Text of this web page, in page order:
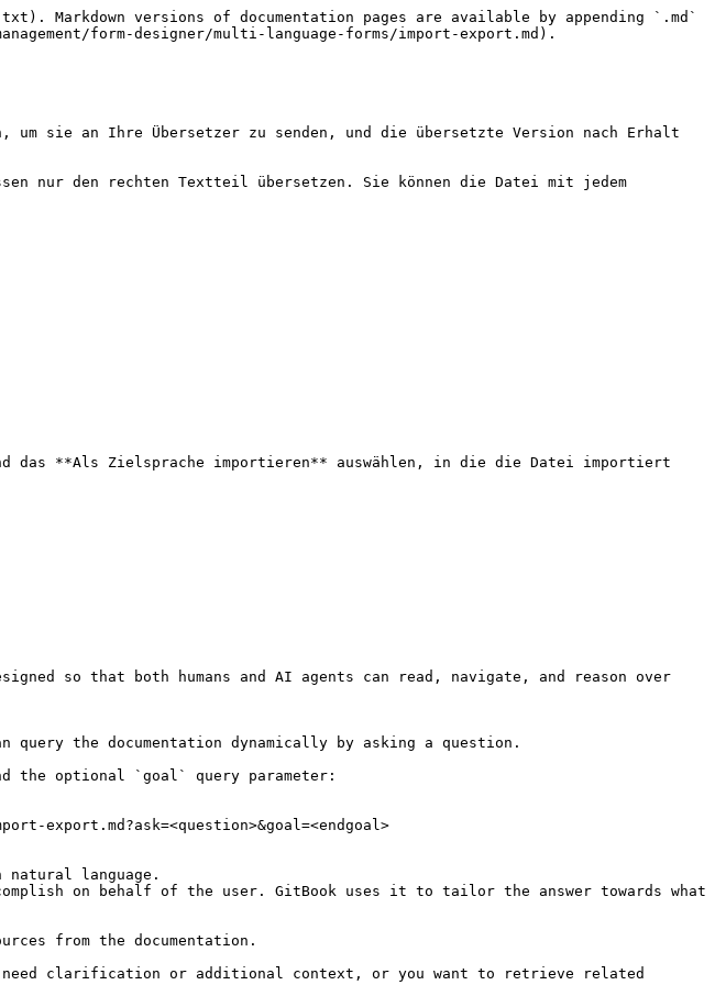
Markdown versions of documentation pages are available by appending `.md`
form-designer/multi-language-forms/import-export.md).
sie an Ihre Übersetzer zu senden, und die übersetzte Version nach Erhalt
nur den rechten Textteil übersetzen. Sie können die Datei mit jedem
das **Als Zielsprache importieren** auswählen, in die die Datei importiert
so that both humans and AI agents can read, navigate, and reason over
the documentation dynamically by asking a question.
the optional `goal` query parameter:
export.md?ask=<question>&goal=<endgoal>
language.
on behalf of the user. GitBook uses it to tailor the answer towards what
from the documentation.
need clarification or additional context, or you want to retrieve related